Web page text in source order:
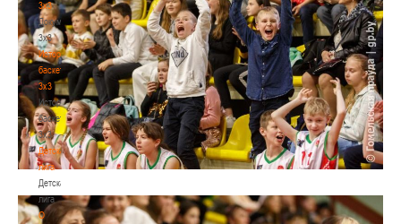
3х3
Документы
3х3
История
баскетбола
3х3
История
баскетбола
3х3
Детская
лига
Детская
лига
О